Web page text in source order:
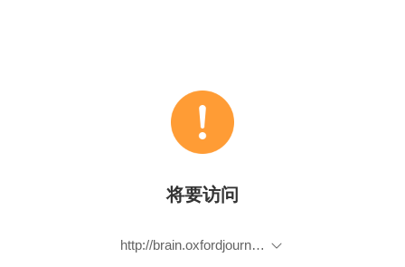
将要访问
http://brain.oxfordjournals.org/content/136/4/1328#